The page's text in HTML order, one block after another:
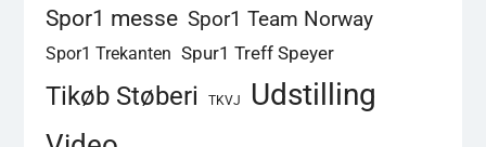
Spor1 messe Spor1 Team Norway
Spor1 Trekanten Spur1 Treff Speyer
Tikøb Støberi TKVJ Udstilling